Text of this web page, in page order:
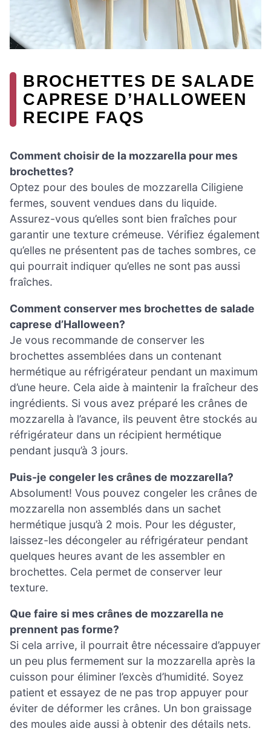
BROCHETTES DE SALADE
CAPRESE D’HALLOWEEN
RECIPE FAQS
Comment choisir de la mozzarella pour mes
brochettes?
Optez pour des boules de mozzarella Ciligiene
fermes, souvent vendues dans du liquide.
Assurez-vous qu’elles sont bien fraîches pour
garantir une texture crémeuse. Vérifiez également
qu’elles ne présentent pas de taches sombres, ce
qui pourrait indiquer qu’elles ne sont pas aussi
fraîches.
Comment conserver mes brochettes de salade
caprese d’Halloween?
Je vous recommande de conserver les
brochettes assemblées dans un contenant
hermétique au réfrigérateur pendant un maximum
d’une heure. Cela aide à maintenir la fraîcheur des
ingrédients. Si vous avez préparé les crânes de
mozzarella à l’avance, ils peuvent être stockés au
réfrigérateur dans un récipient hermétique
pendant jusqu’à 3 jours.
Puis-je congeler les crânes de mozzarella?
Absolument! Vous pouvez congeler les crânes de
mozzarella non assemblés dans un sachet
hermétique jusqu’à 2 mois. Pour les déguster,
laissez-les décongeler au réfrigérateur pendant
quelques heures avant de les assembler en
brochettes. Cela permet de conserver leur
texture.
Que faire si mes crânes de mozzarella ne
prennent pas forme?
Si cela arrive, il pourrait être nécessaire d’appuyer
un peu plus fermement sur la mozzarella après la
cuisson pour éliminer l’excès d’humidité. Soyez
patient et essayez de ne pas trop appuyer pour
éviter de déformer les crânes. Un bon graissage
des moules aide aussi à obtenir des détails nets.